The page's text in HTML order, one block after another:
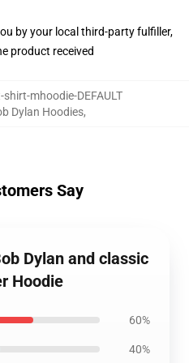
by your local third-party fulfiller,
product received
mhoodie-DEFAULT
Dylan Hoodies,
Say
Dylan and classic
Hoodie
60%
40%